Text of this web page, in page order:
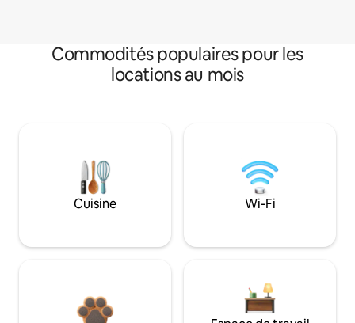
Commodités populaires pour les
locations au mois
Cuisine Wi-Fi